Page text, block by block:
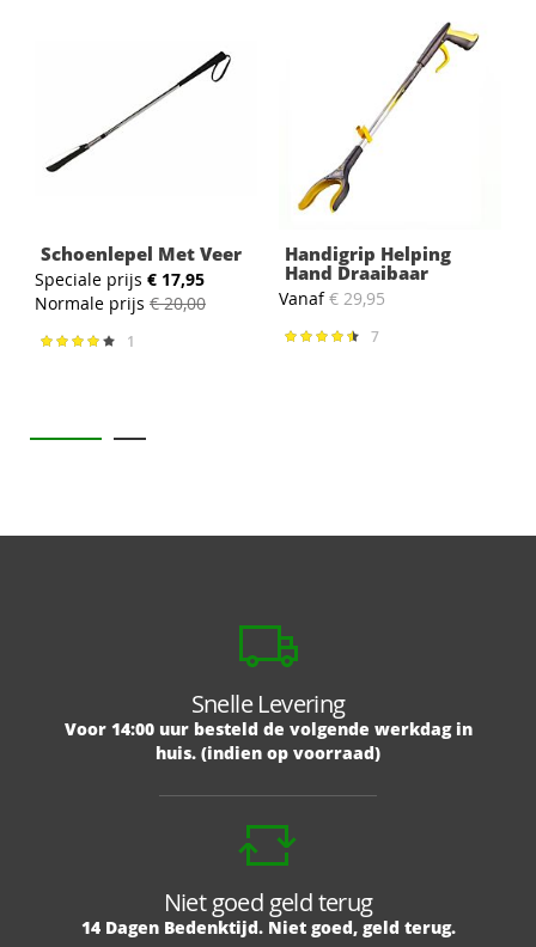
Schoenlepel Met Veer
Speciale prijs € 17,95
Normale prijs € 20,00
Waardering:1
Handigrip Helping
Hand Draaibaar
Vanaf € 29,95
Waardering:
7
Snelle Levering
Voor 14:00 uur besteld de volgende werkdag in
huis. (indien op voorraad)
Niet goed geld terug
14 Dagen Bedenktijd. Niet goed, geld terug.